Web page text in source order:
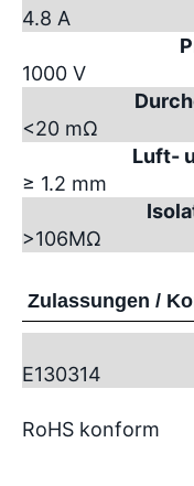
4.8 A
1000 V
<20 mΩ
Luft-
≥ 1.2 mm
>106MΩ
Zulassungen /
E130314
RoHS konform